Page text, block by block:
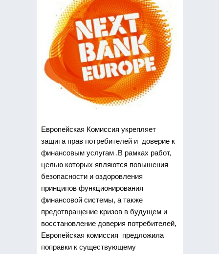
Европейская Комиссия укрепляет
защита прав потребителей и доверие к
финансовым услугам .В рамках работ,
целью которых являются повышения
безопасности и оздоровления
принципов функционирования
финансовой системы, а также
предотвращение кризов в будущем и
восстановление доверия потребителей,
Европейская комиссия предложила
поправки к существующему